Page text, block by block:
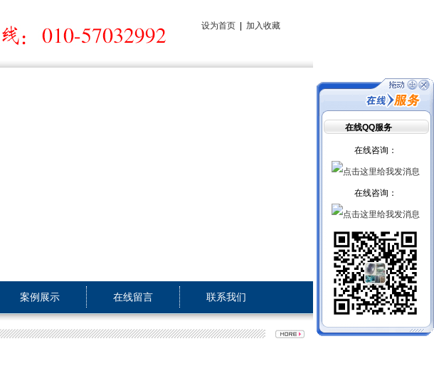
设为首页| 加入收藏
案例展示 在线留言 联系我们
在线QQ服务
在线咨询：
在线咨询：